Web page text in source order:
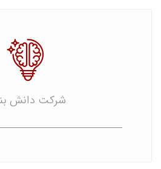
شرکت دانش